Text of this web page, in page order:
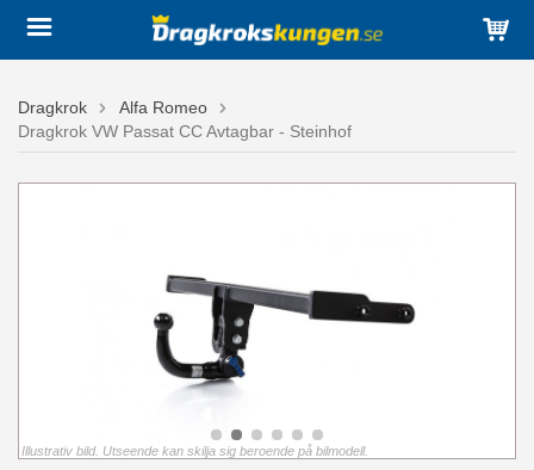
Dragkrok
Alfa Romeo
Dragkrok VW Passat CC Avtagbar - Steinhof
Illustrativ bild. Utseende kan skilja sig beroende på bilmodell.